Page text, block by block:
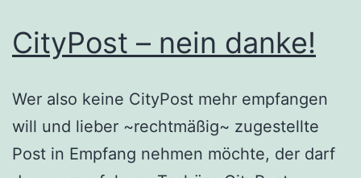
CityPost – nein danke!
Wer also keine CityPost mehr empfangen
will und lieber ~rechtmäßig~ zugestellte
Post in Empfang nehmen möchte, der darf